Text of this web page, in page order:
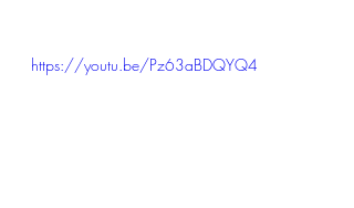
https://youtu.be/Pz63aBDQYQ4